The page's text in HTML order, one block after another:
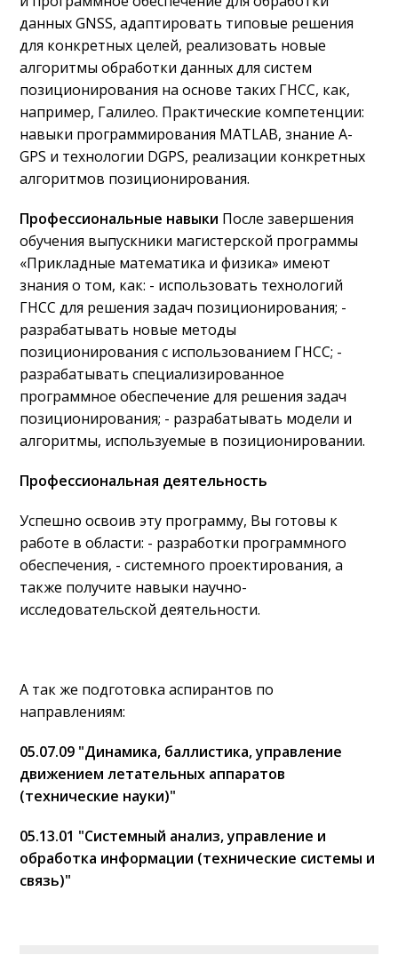
данных GNSS, адаптировать типовые решения
для конкретных целей, реализовать новые
алгоритмы обработки данных для систем
позиционирования на основе таких ГНСС, как,
например, Галилео. Практические компетенции:
навыки программирования MATLAB, знание A-
GPS и технологии DGPS, реализации конкретных
алгоритмов позиционирования.
Профессиональные навыки После завершения
обучения выпускники магистерской программы
«Прикладные математика и физика» имеют
знания о том, как: - использовать технологий
ГНСС для решения задач позиционирования; -
разрабатывать новые методы
позиционирования с использованием ГНСС; -
разрабатывать специализированное
программное обеспечение для решения задач
позиционирования; - разрабатывать модели и
алгоритмы, используемые в позиционировании.
Профессиональная деятельность
Успешно освоив эту программу, Вы готовы к
работе в области: - разработки программного
обеспечения, - системного проектирования, а
также получите навыки научно-
исследовательской деятельности.
А так же подготовка аспирантов по
направлениям:
05.07.09 "Динамика, баллистика, управление
движением летательных аппаратов
(технические науки)"
05.13.01 "Системный анализ, управление и
обработка информации (технические системы и
связь)"